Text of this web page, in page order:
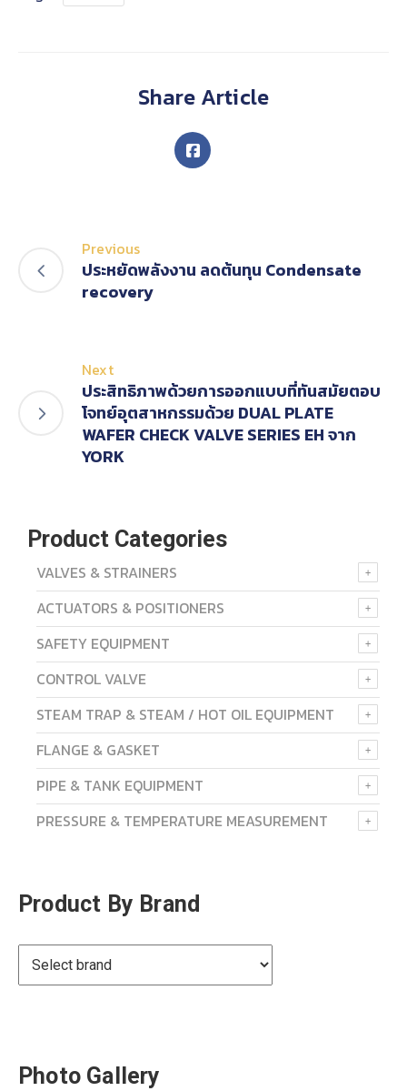
Share Article
Previous
ประหยัดพลังงาน ลดต้นทุน Condensate
recovery
Next
ประสิทธิภาพด้วยการออกแบบที่ทันสมัยตอบ
โจทย์อุตสาหกรรมด้วย DUAL PLATE
WAFER CHECK VALVE SERIES EH จาก
YORK
Product Categories
VALVES & STRAINERS
ACTUATORS & POSITIONERS
SAFETY EQUIPMENT
CONTROL VALVE
STEAM TRAP & STEAM / HOT OIL EQUIPMENT
FLANGE & GASKET
PIPE & TANK EQUIPMENT
PRESSURE & TEMPERATURE MEASUREMENT
Product By Brand
Photo Gallery